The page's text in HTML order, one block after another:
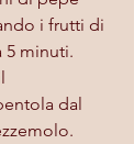
i frutti di
5 minuti.
dal